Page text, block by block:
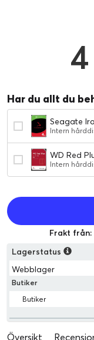
Har du allt du
Seagate
Intern
WD Red
Intern
Frakt
Lagerstatus
Webblager
Butiker
Butiker
Översikt